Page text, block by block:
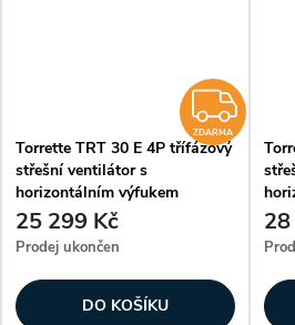
ZDARMA
Torrette TRT 30 E 4P třífázový
střešní ventilátor s
horizontálním výfukem
25 299 Kč
Prodej ukončen
DO KOŠÍKU